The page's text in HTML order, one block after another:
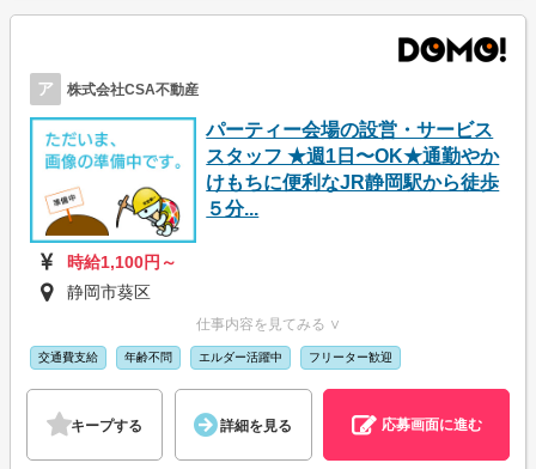
ア 株式会社CSA不動産
パーティー会場の設営・サービス
スタッフ ★週1日〜OK★通勤やか
けもちに便利なJR静岡駅から徒歩
５分...
時給1,100円～
静岡市葵区
仕事内容を見てみる ∨
交通費支給 年齢不問 エルダー活躍中 フリーター歓迎
キープする 詳細を見る 応募画面に進む